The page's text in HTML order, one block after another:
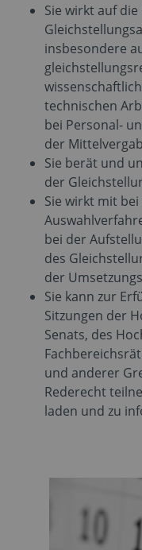
Sie wirkt auf
insbesondere
technischen
bei Personal-
der
Sie berät und
der
Sie wirkt mit
bei der
des
der
Sie kann zur
Sitzungen der
Senats, des
und anderer
Rederecht
laden und zu